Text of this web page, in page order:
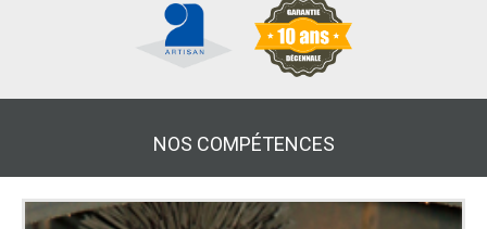
NOS COMPÉTENCES